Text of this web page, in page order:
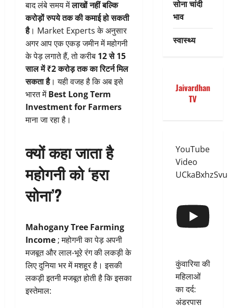
बाद लंबे समय मेंलाखों नहीं बल्कि
करोड़ों रुपये तक की कमाई हो सकती
है। Market Experts के अनुसार
अगर आप एक एकड़ जमीन में महोगनी
के पेड़ लगाते हैं, तो करीब 12 से 15
साल में ₹2 करोड़ तक का रिटर्न मिल
सकता है। यही वजह है कि अब इसे
भारत मेंBest Long Term
Investment for Farmers
माना जा रहा है।
क्यों कहा जाता है
महोगनी को ‘हरा
सोना’?
Mahogany Tree Farming
Income ; महोगनी का पेड़ अपनी
मजबूत और लाल-भूरे रंग की लकड़ी के
लिए दुनिया भर में मशहूर है। इसकी
लकड़ी इतनी मजबूत होती है कि इसका
इस्तेमाल:
सोना चांदी
भाव
स्वास्थ्य
Jaivardhan
TV
YouTube
Video
कुंवारिया की
महिलाओं
का दर्द:
अंडरपास